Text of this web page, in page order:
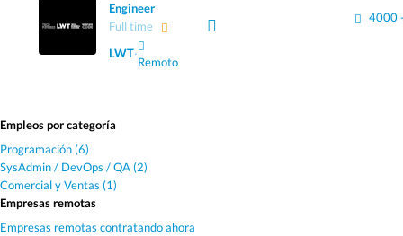
Engineer
Full time
LWT·
Remoto
4000
Empleos por categoría
Programación (6)
SysAdmin / DevOps / QA (2)
Comercial y Ventas (1)
Empresas remotas
Empresas remotas contratando ahora